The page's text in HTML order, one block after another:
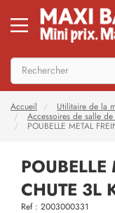
Accueil Utilitaire de la
Accessoires de salle
POUBELLE METAL
POUBELLE
CHUTE 3L
Ref : 2003000331